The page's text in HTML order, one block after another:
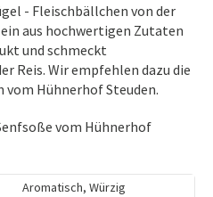
- Fleischbällchen von der
aus hochwertigen Zutaten
und schmeckt
Reis. Wir empfehlen dazu die
vom Hühnerhof Steuden.
vom Hühnerhof
Aromatisch, Würzig